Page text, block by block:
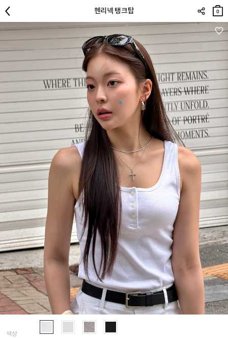
헨리넥 탱크탑
장바
구니
0
색상